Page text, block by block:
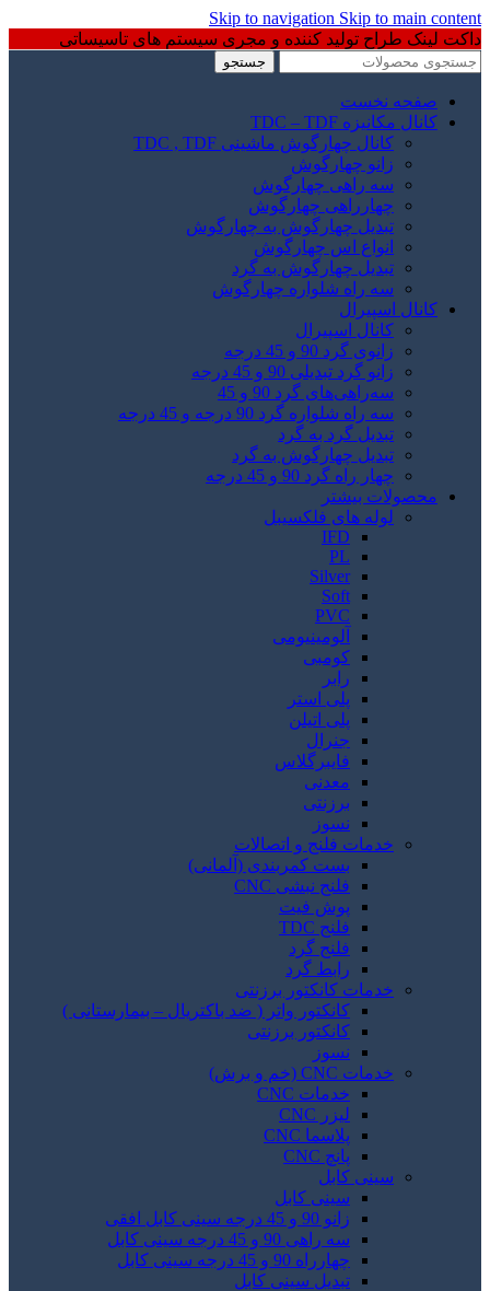
Skip to navigation Skip to main content
داکت لینک طراح تولید کننده و مجری سیستم های تاسیساتی
جستجو
صفحه نخست
کانال مکانیزه TDC – TDF
کانال چهارگوش ماشینی TDC , TDF
زانو چهارگوش
سه راهی چهارگوش
چهارراهی چهارگوش
تبدیل چهارگوش به چهارگوش
انواع اس چهارگوش
تبدیل چهارگوش به گرد
سه راه شلواره چهارگوش
کانال اسپیرال
کانال اسپیرال
زانوی گرد 90 و 45 درجه
زانو گرد تبدیلی 90 و 45 درجه
سه‌راهی‌های گرد 90 و 45
سه راه شلواره گرد 90 درجه و 45 درجه
تبدیل گرد به گرد
تبدیل چهارگوش به گرد
چهار راه گرد 90 و 45 درجه
محصولات بیشتر
لوله های فلکسیبل
IFD
PL
Silver
Soft
PVC
آلومینیومی
کومبی
رابر
پلی استر
پلی اتیلن
جنرال
فایبرگلاس
معدنی
برزنتی
نسوز
خدمات فلنج و اتصالات
بست کمربندی (آلمانی)
فلنج نبشی CNC
پوش فیت
فلنج TDC
فلنج گرد
رابط گرد
خدمات کانکتور برزنتی
کانکتور واتر ( ضد باکتریال – بیمارستانی )
کانکتور برزنتی
نسوز
خدمات CNC (خم و برش)
خدمات CNC
لیزر CNC
پلاسما CNC
پانچ CNC
سینی کابل
سینی کابل
زانو 90 و 45 درجه سینی کابل افقی
سه راهی 90 و 45 درجه سینی کابل
چهارراه 90 و 45 درجه سینی کابل
تبدیل سینی کابل